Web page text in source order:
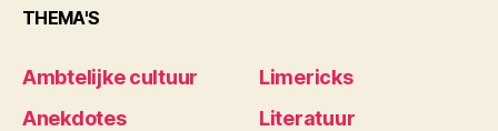
THEMA'S
Ambtelijke cultuur
Anekdotes
Limericks
Literatuur